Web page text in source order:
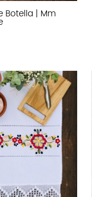
Botella | Mm